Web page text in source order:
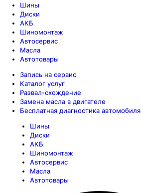
Шины
Диски
АКБ
Шиномонтаж
Автосервис
Масла
Автотовары
Запись на сервис
Каталог услуг
Развал-схождение
Замена масла в двигателе
Бесплатная диагностика автомобиля
Шины
Диски
АКБ
Шиномонтаж
Автосервис
Масла
Автотовары